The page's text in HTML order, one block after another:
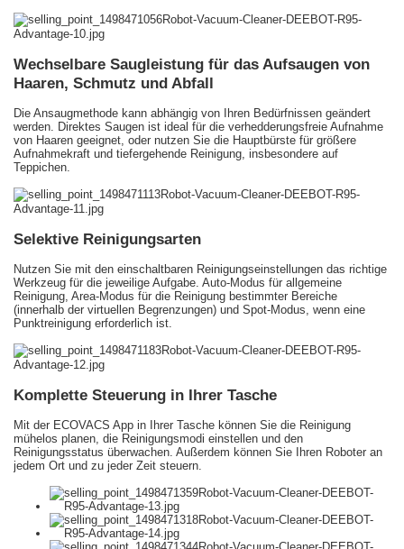
Wechselbare Saugleistung für das Aufsaugen von
Haaren, Schmutz und Abfall
Die Ansaugmethode kann abhängig von Ihren Bedürfnissen geändert
werden. Direktes Saugen ist ideal für die verhedderungsfreie Aufnahme
von Haaren geeignet, oder nutzen Sie die Hauptbürste für größere
Aufnahmekraft und tiefergehende Reinigung, insbesondere auf
Teppichen.
Selektive Reinigungsarten
Nutzen Sie mit den einschaltbaren Reinigungseinstellungen das richtige
Werkzeug für die jeweilige Aufgabe. Auto-Modus für allgemeine
Reinigung, Area-Modus für die Reinigung bestimmter Bereiche
(innerhalb der virtuellen Begrenzungen) und Spot-Modus, wenn eine
Punktreinigung erforderlich ist.
Komplette Steuerung in Ihrer Tasche
Mit der ECOVACS App in Ihrer Tasche können Sie die Reinigung
mühelos planen, die Reinigungsmodi einstellen und den
Reinigungsstatus überwachen. Außerdem können Sie Ihren Roboter an
jedem Ort und zu jeder Zeit steuern.